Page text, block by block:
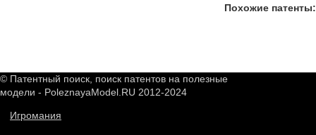
Похожие патенты:
© Патентный поиск, поиск патентов на полезные
модели - PoleznayaModel.RU 2012-2024
Игромания